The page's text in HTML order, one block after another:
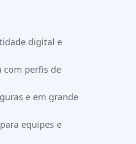
digital e
com perfis de
e em grande
equipes e